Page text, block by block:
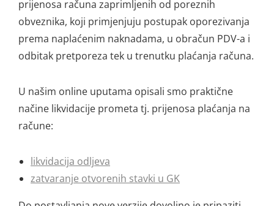
prijenosa računa zaprimljenih od poreznih
obveznika, koji primjenjuju postupak oporezivanja
prema naplaćenim naknadama, u obračun PDV-a i
odbitak pretporeza tek u trenutku plaćanja računa.
U našim online uputama opisali smo praktične
načine likvidacije prometa tj. prijenosa plaćanja na
račune:
likvidacija odljeva
zatvaranje otvorenih stavki u GK